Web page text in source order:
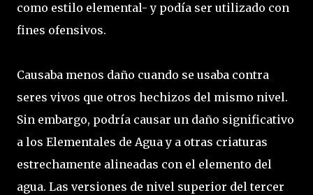
como estilo elemental- y podía ser utilizado con
fines ofensivos.
Causaba menos daño cuando se usaba contra
seres vivos que otros hechizos del mismo nivel.
Sin embargo, podría causar un daño significativo
a los Elementales de Agua y a otras criaturas
estrechamente alineadas con el elemento del
agua. Las versiones de nivel superior del tercer